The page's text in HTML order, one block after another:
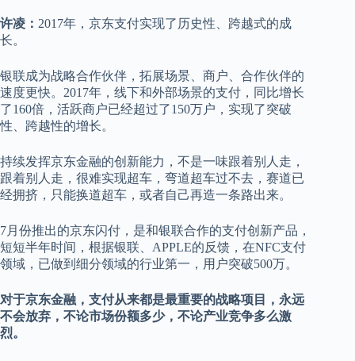
许凌： 2017年，京东支付实现了历史性、跨越式的成
长。
银联成为战略合作伙伴，拓展场景、商户、合作伙伴的
速度更快。2017年，线下和外部场景的支付，同比增长
了160倍，活跃商户已经超过了150万户，实现了突破
性、跨越性的增长。
持续发挥京东金融的创新能力，不是一味跟着别人走，
跟着别人走，很难实现超车，弯道超车过不去，赛道已
经拥挤，只能换道超车，或者自己再造一条路出来。
7月份推出的京东闪付，是和银联合作的支付创新产品，
短短半年时间，根据银联、APPLE的反馈，在NFC支付
领域，已做到细分领域的行业第一，用户突破500万。
对于京东金融，支付从来都是最重要的战略项目，永远
不会放弃，不论市场份额多少，不论产业竞争多么激
烈。